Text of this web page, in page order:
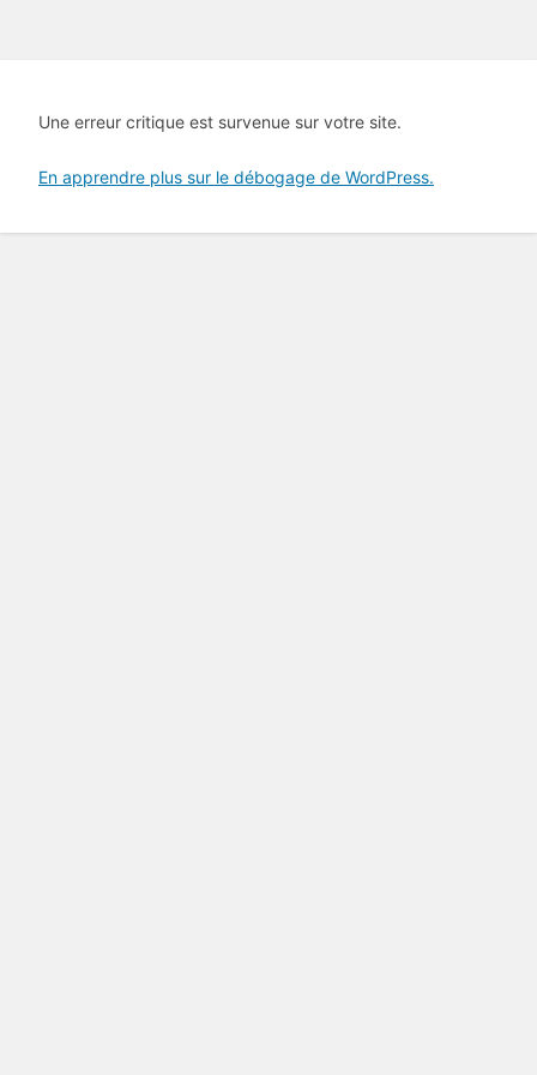
Une erreur critique est survenue sur votre site.
En apprendre plus sur le débogage de WordPress.